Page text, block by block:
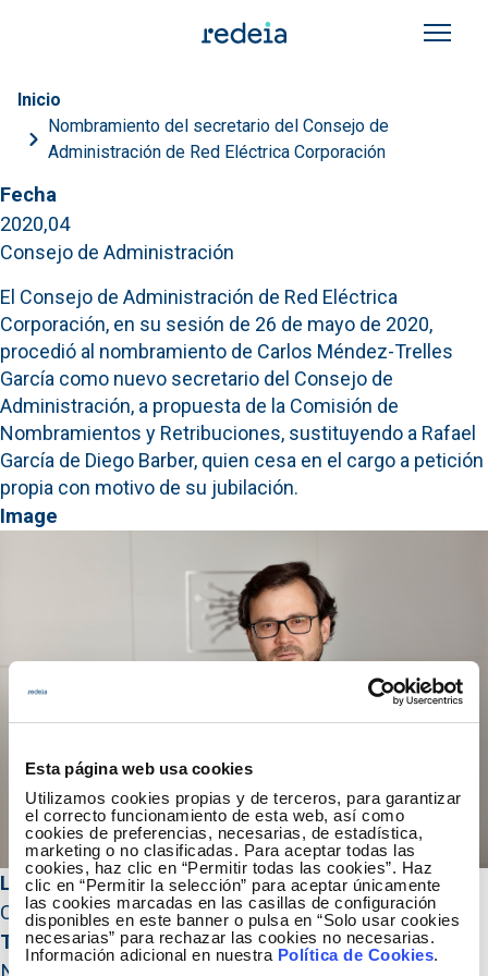
Esta página web usa cookies
Utilizamos cookies propias y de terceros, para garantizar
el correcto funcionamiento de esta web, así como
cookies de preferencias, necesarias, de estadística,
marketing o no clasificadas. Para aceptar todas las
cookies, haz clic en “Permitir todas las cookies”. Haz
clic en “Permitir la selección” para aceptar únicamente
las cookies marcadas en las casillas de configuración
disponibles en este banner o pulsa en “Solo usar cookies
necesarias” para rechazar las cookies no necesarias.
Información adicional en nuestra Política de Cookies.
Sobrescribir enlaces de
Inicio
Nombramiento del secretario del Consejo de
Administración de Red Eléctrica Corporación
Fecha
2020,04
Consejo de Administración
El Consejo de Administración de Red Eléctrica
Corporación, en su sesión de 26 de mayo de 2020,
procedió al nombramiento de Carlos Méndez-Trelles
García como nuevo secretario del Consejo de
Administración, a propuesta de la Comisión de
Nombramientos y Retribuciones, sustituyendo a Rafael
García de Diego Barber, quien cesa en el cargo a petición
propia con motivo de su jubilación.
Image
Leyenda
Cambios en el Consejo de Administración
Título HTML
Nombramiento del secretario del Consejo de